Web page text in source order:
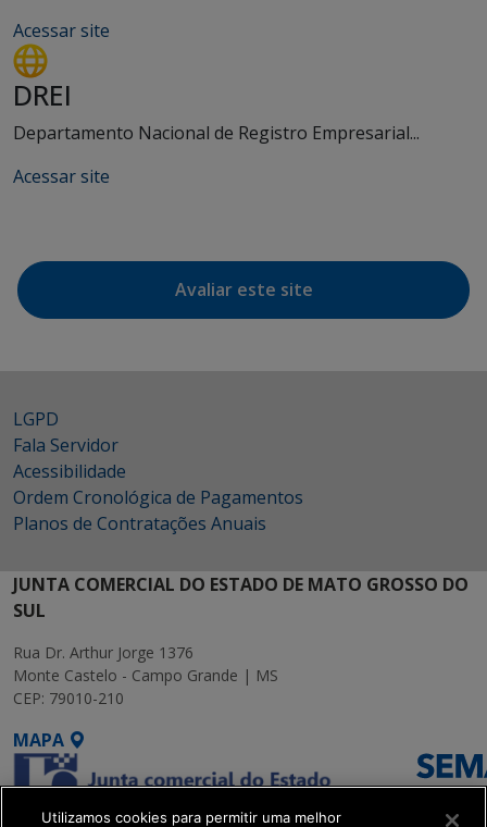
Acessar site
DREI
Departamento Nacional de Registro Empresarial...
Acessar site
Avaliar este site
LGPD
Fala Servidor
Acessibilidade
Ordem Cronológica de Pagamentos
Planos de Contratações Anuais
JUNTA COMERCIAL DO ESTADO DE MATO GROSSO DO
SUL
Rua Dr. Arthur Jorge 1376
Monte Castelo - Campo Grande | MS
CEP: 79010-210
MAPA
Utilizamos cookies para permitir uma melhor